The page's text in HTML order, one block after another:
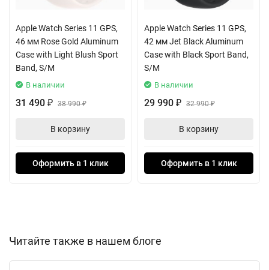
температуры тела и воды, превращает устройство в точный
чип с поддержкой GPS, ГЛОНАСС и других систем
обеспечивает сверхточное отслеживание маршрута в любой
точке планеты.
всех функций, а впечатляющая автономность до 72 часов в
многодневных походов, экспедиций и марафонских
тренировок. Объём встроенной памяти 64 ГБ позволяет
идущий в комплекте, надёжно фиксирует часы на запястье и
Apple Watch Series 11 GPS,
46 мм Rose Gold Aluminum
Case with Light Blush Sport
Band, S/M
В наличии
31 490 ₽ 38 990₽
В корзину
Оформить в 1 клик
Apple Watch Series 11 GPS,
42 мм Jet Black Aluminum
Case with Black Sport Band,
S/M
В наличии
29 990 ₽ 32 990₽
В корзину
Оформить в 1 клик
Читайте также в нашем блоге